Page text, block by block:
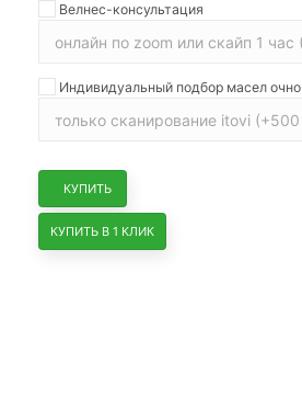
Велнес-консультация
Индивидуальный подбор масел очно
КУПИТЬ
КУПИТЬ В 1 КЛИК